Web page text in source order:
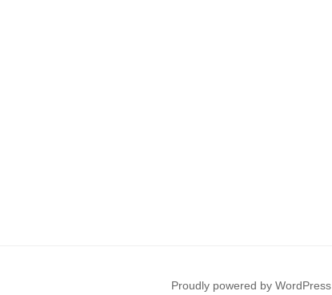
Proudly powered by WordPress